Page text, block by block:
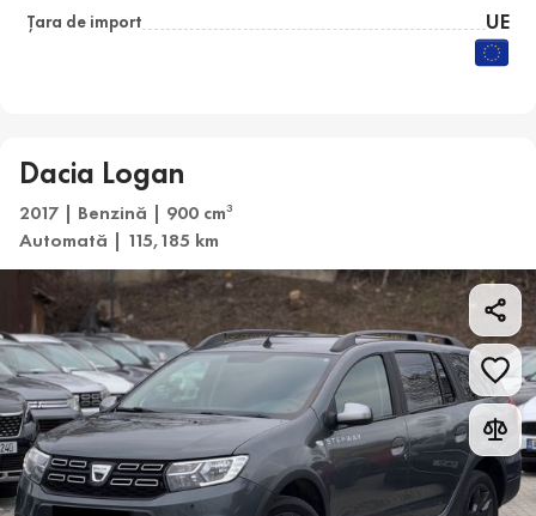
Țara de import UE
Dacia Logan
2017 | Benzină | 900 cm3
Automată | 115,185 km